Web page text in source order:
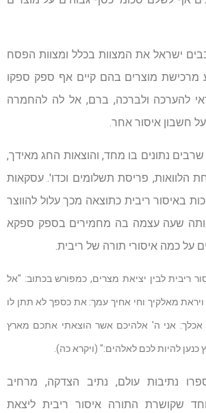
ישראל את המצוות בכלל ומצוות הפסח
מרכישת מוצרים בהם קיים אף ספק ספקו
להערכה ולברכה, ברם, אל לה להחמרה
חשבון איסור אחר.
נתונים בו מחד, והוצאות החג מאידך,
הלוואות, פריסת תשלומים וכדו'. עסקאות
באיסור ריבית כתוצאה מכך עלול להווצר
שעה עצמה בה מחמירים בספק ספקא
על כמה איסורי תורה של ריבית.
ריבית לבין יציאת מצרים, כמפורש בכתוב: "אל
מאלקיך וחי אחיך עמך: את כספך לא תתן לו
אכלך: אני ה' אלהיכם אשר הוצאתי אתכם מארץ
להיות לכם לאלהים:" (ויקרא כה).
נתיבות עולם, נתיב הצדקה, מרחיב
שקושרת התורה איסור ריבית ליצאת